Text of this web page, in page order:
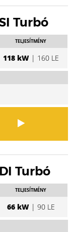
Turbó
TELJESÍTMÉNY
118 kW| 160 LE
Turbó
TELJESÍTMÉNY
66 kW| 90 LE